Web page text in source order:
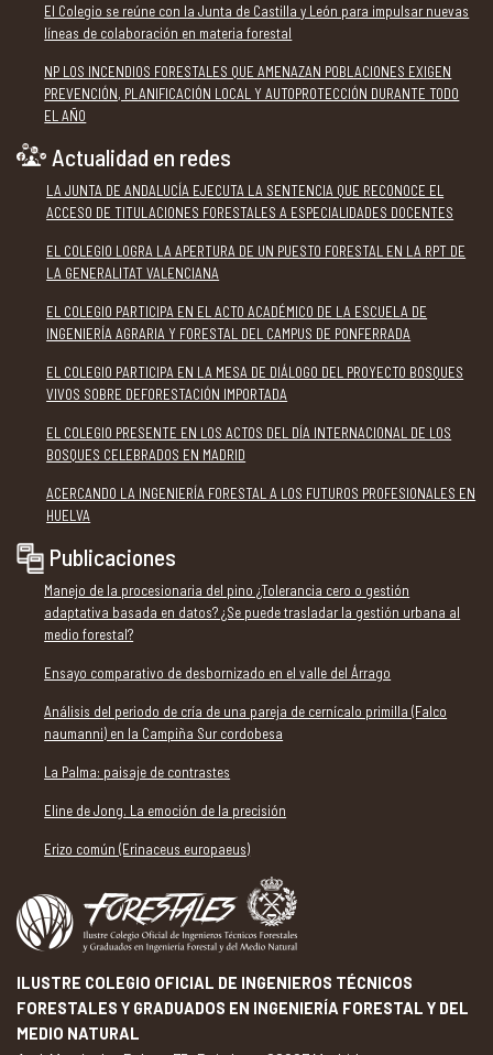
El Colegio se reúne con la Junta de Castilla y León para impulsar nuevas
líneas de colaboración en materia forestal
NP LOS INCENDIOS FORESTALES QUE AMENAZAN POBLACIONES EXIGEN
PREVENCIÓN, PLANIFICACIÓN LOCAL Y AUTOPROTECCIÓN DURANTE TODO
EL AÑO
Actualidad en redes
LA JUNTA DE ANDALUCÍA EJECUTA LA SENTENCIA QUE RECONOCE EL
ACCESO DE TITULACIONES FORESTALES A ESPECIALIDADES DOCENTES
EL COLEGIO LOGRA LA APERTURA DE UN PUESTO FORESTAL EN LA RPT DE
LA GENERALITAT VALENCIANA
EL COLEGIO PARTICIPA EN EL ACTO ACADÉMICO DE LA ESCUELA DE
INGENIERÍA AGRARIA Y FORESTAL DEL CAMPUS DE PONFERRADA
EL COLEGIO PARTICIPA EN LA MESA DE DIÁLOGO DEL PROYECTO BOSQUES
VIVOS SOBRE DEFORESTACIÓN IMPORTADA
EL COLEGIO PRESENTE EN LOS ACTOS DEL DÍA INTERNACIONAL DE LOS
BOSQUES CELEBRADOS EN MADRID
ACERCANDO LA INGENIERÍA FORESTAL A LOS FUTUROS PROFESIONALES EN
HUELVA
Publicaciones
Manejo de la procesionaria del pino ¿Tolerancia cero o gestión
adaptativa basada en datos? ¿Se puede trasladar la gestión urbana al
medio forestal?
Ensayo comparativo de desbornizado en el valle del Árrago
Análisis del periodo de cría de una pareja de cernícalo primilla (Falco
naumanni) en la Campiña Sur cordobesa
La Palma: paisaje de contrastes
Eline de Jong. La emoción de la precisión
Erizo común (Erinaceus europaeus)
ILUSTRE COLEGIO OFICIAL DE INGENIEROS TÉCNICOS
FORESTALES Y GRADUADOS EN INGENIERÍA FORESTAL Y DEL
MEDIO NATURAL